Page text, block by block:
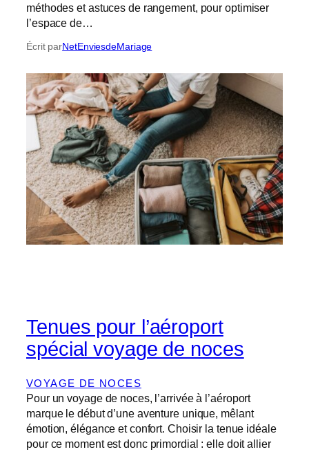
méthodes et astuces de rangement, pour optimiser
l’espace de…
Écrit parNetEnviesdeMariage
Tenues pour l’aéroport
spécial voyage de noces
VOYAGE DE NOCES
Pour un voyage de noces, l’arrivée à l’aéroport
marque le début d’une aventure unique, mêlant
émotion, élégance et confort. Choisir la tenue idéale
pour ce moment est donc primordial : elle doit allier